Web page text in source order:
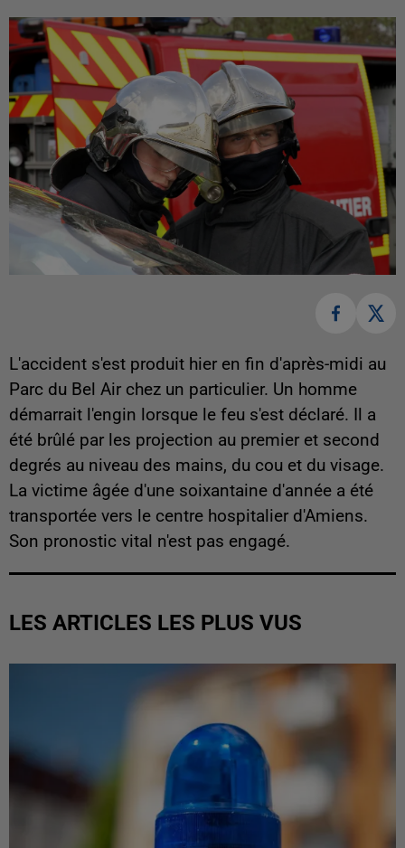
L'accident s'est produit hier en fin d'après-midi au
Parc du Bel Air chez un particulier. Un homme
démarrait l'engin lorsque le feu s'est déclaré. Il a
été brûlé par les projection au premier et second
degrés au niveau des mains, du cou et du visage.
La victime âgée d'une soixantaine d'année a été
transportée vers le centre hospitalier d'Amiens.
Son pronostic vital n'est pas engagé.
LES ARTICLES LES PLUS VUS